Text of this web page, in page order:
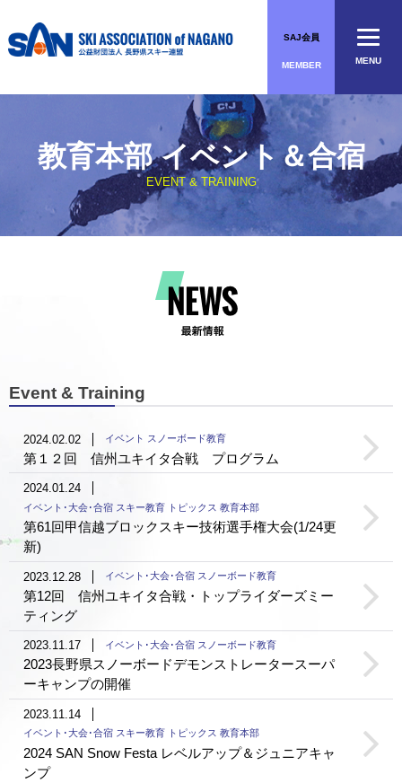
to
content
SAJ会員
MEMBER
教育本部 イベント＆合宿
EVENT & TRAINING
Event & Training
2024.02.02 イベント スノーボード教育
第１２回 信州ユキイタ合戦 プログラム
2024.01.24
イベント･大会･合宿 スキー教育 トピックス 教育本部
第61回甲信越ブロックスキー技術選手権大会(1/24更
新)
2023.12.28 イベント･大会･合宿 スノーボード教育
第12回 信州ユキイタ合戦・トップライダーズミー
ティング
2023.11.17 イベント･大会･合宿 スノーボード教育
2023長野県スノーボードデモンストレータースーパ
ーキャンプの開催
2023.11.14
イベント･大会･合宿 スキー教育 トピックス 教育本部
2024 SAN Snow Festa レベルアップ＆ジュニアキャ
ンプ
MENU